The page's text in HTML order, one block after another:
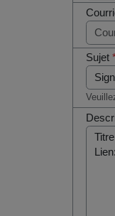
Sujet